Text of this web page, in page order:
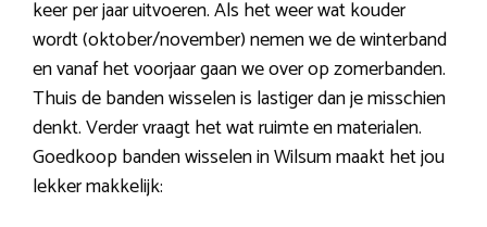
keer per jaar uitvoeren. Als het weer wat kouder
wordt (oktober/november) nemen we de winterband
en vanaf het voorjaar gaan we over op zomerbanden.
Thuis de banden wisselen is lastiger dan je misschien
denkt. Verder vraagt het wat ruimte en materialen.
Goedkoop banden wisselen in Wilsum maakt het jou
lekker makkelijk: